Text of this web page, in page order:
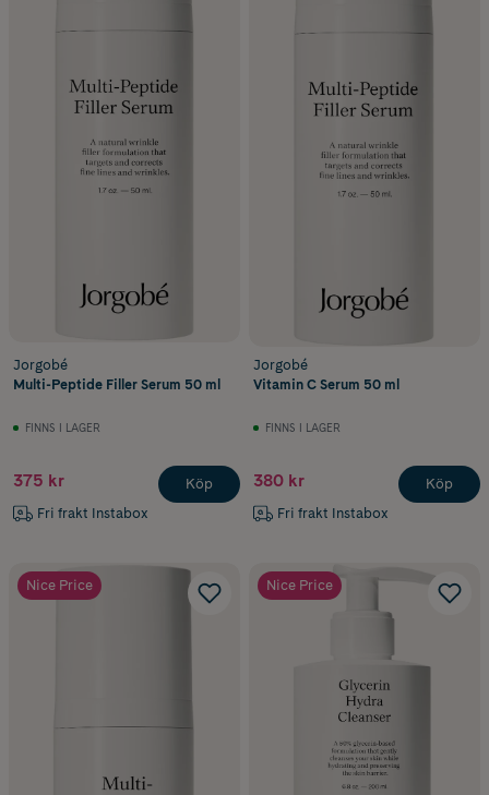
Jorgobé
Multi-Peptide Filler Serum 50 ml
FINNS I LAGER
375 kr
Fri frakt Instabox
Köp
Jorgobé
Vitamin C Serum 50 ml
FINNS I LAGER
380 kr
Fri frakt Instabox
Köp
Nice Price Nice Price